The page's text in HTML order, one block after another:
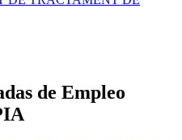
de Empleo